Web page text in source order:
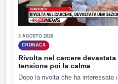
3 AGOSTO 2026
CRONACA
Rivolta nel carcere
tensione poi la calma
Dopo la rivolta che ha interessato